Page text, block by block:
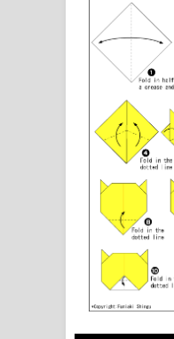
සඳට
Sihina
පෙළ
Father
පෙළ